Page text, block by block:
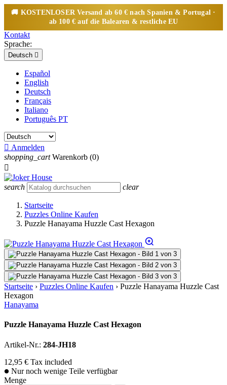
🚚 KOSTENLOSERVersand ab 60 € nach Spanien & Portugal ·
ab 100 € auf die Balearen & restliche EU
Kontakt
Sprache:
Deutsch 
Español
English
Deutsch
Français
Italiano
Português PT
 Anmelden
shopping_cart Warenkorb (0)

search clear
Startseite
Puzzles Online Kaufen
Puzzle Hanayama Huzzle Cast Hexagon
Startseite › Puzzles Online Kaufen › Puzzle Hanayama Huzzle Cast
Hexagon
Hanayama
Puzzle Hanayama Huzzle Cast Hexagon
Artikel-Nr.: 284-JH18
12,95 € Tax included
Nur noch wenige Teile verfügbar
Menge